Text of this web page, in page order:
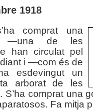
1918
comprat una
—una de les
han circulat pel
i —com és de
esdevingut un
arborat de les
S’ha comprat una
Fa mitja